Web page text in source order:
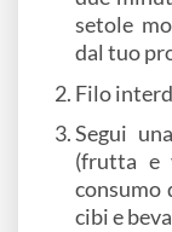
setole
dal tuo
Filo
Segui
(frutta e
consumo
cibi e